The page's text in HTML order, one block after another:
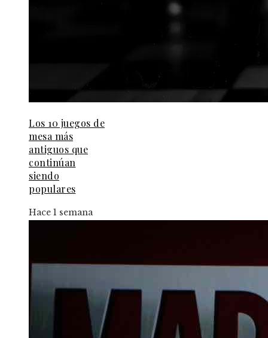
Los 10 juegos de
mesa más
antiguos que
continúan
siendo
populares
Hace 1 semana